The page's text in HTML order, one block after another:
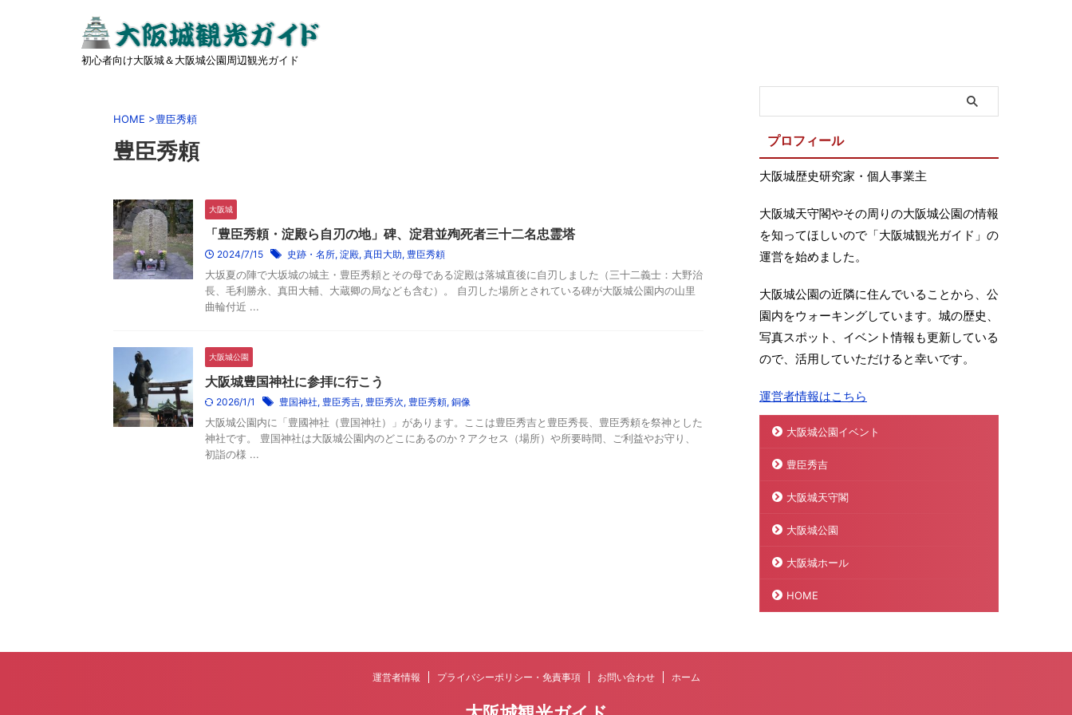
初心者向け大阪城＆大阪城公園周辺観光ガイド
HOME >豊臣秀頼
豊臣秀頼
大阪城
「豊臣秀頼・淀殿ら自刃の地」碑、淀君並殉死者三十二名忠霊塔
2024/7/15 史跡・名所, 淀殿, 真田大助, 豊臣秀頼
大坂夏の陣で大坂城の城主・豊臣秀頼とその母である淀殿は落城直後に自刃しました（三十二義士：大野治
長、毛利勝永、真田大輔、大蔵卿の局なども含む）。 自刃した場所とされている碑が大阪城公園内の山里
曲輪付近 ...
大阪城公園
大阪城豊国神社に参拝に行こう
2026/1/1 豊国神社, 豊臣秀吉, 豊臣秀次, 豊臣秀頼, 銅像
大阪城公園内に「豊國神社（豊国神社）」があります。ここは豊臣秀吉と豊臣秀長、豊臣秀頼を祭神とした
神社です。 豊国神社は大阪城公園内のどこにあるのか？アクセス（場所）や所要時間、ご利益やお守り、
初詣の様 ...
プロフィール
大阪城歴史研究家・個人事業主
大阪城天守閣やその周りの大阪城公園の情報
を知ってほしいので「大阪城観光ガイド」の
運営を始めました。
大阪城公園の近隣に住んでいることから、公
園内をウォーキングしています。城の歴史、
写真スポット、イベント情報も更新している
ので、活用していただけると幸いです。
運営者情報はこちら
大阪城公園イベント
豊臣秀吉
大阪城天守閣
大阪城公園
大阪城ホール
HOME
運営者情報 プライバシーポリシー・免責事項 お問い合わせ ホーム